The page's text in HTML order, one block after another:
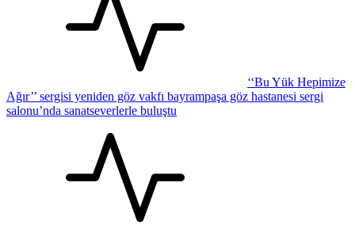
‘‘Bu Yük Hepimize
Ağır’’ sergisi yeniden göz vakfı bayrampaşa göz hastanesi sergi
salonu’nda sanatseverlerle buluştu